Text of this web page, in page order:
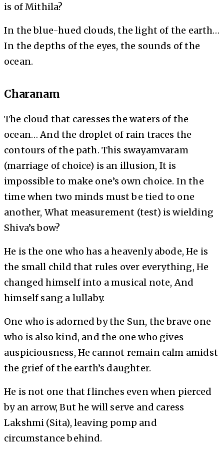
is of Mithila?
In the blue-hued clouds, the light of the earth…
In the depths of the eyes, the sounds of the
ocean.
Charanam
The cloud that caresses the waters of the
ocean… And the droplet of rain traces the
contours of the path. This swayamvaram
(marriage of choice) is an illusion, It is
impossible to make one’s own choice. In the
time when two minds must be tied to one
another, What measurement (test) is wielding
Shiva’s bow?
He is the one who has a heavenly abode, He is
the small child that rules over everything, He
changed himself into a musical note, And
himself sang a lullaby.
One who is adorned by the Sun, the brave one
who is also kind, and the one who gives
auspiciousness, He cannot remain calm amidst
the grief of the earth’s daughter.
He is not one that flinches even when pierced
by an arrow, But he will serve and caress
Lakshmi (Sita), leaving pomp and
circumstance behind.